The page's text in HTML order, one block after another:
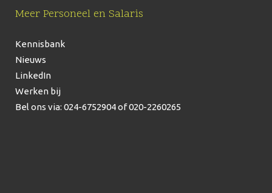
Meer Personeel en Salaris
Kennisbank
Nieuws
LinkedIn
Werken bij
Bel ons via: 024-6752904of 020-2260265